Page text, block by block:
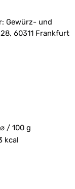
Gewürz- und
60311 Frankfurt
/ 100 g
kcal